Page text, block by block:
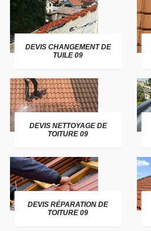
DEVIS CHANGEMENT DE
TUILE 09
DEVIS NETTOYAGE DE
TOITURE 09
DEVIS RÉPARATION DE
TOITURE 09